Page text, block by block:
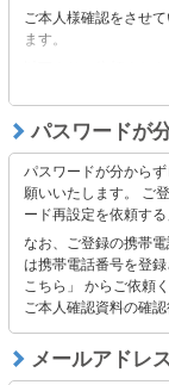
ご本人様確認をさせ
ます。
二段階認証の解除
※二段階認証解除後
送付しております。
ャリア側に起因する
いたします。
「@bitflyer.com
フィルタリング設
迷惑メールフォル
【上記にて解決でき
以下よりお問い合わ
お問合せフォーム
パスワードが
パスワードが分からず
願いいたします。 ご
ード再設定を依頼す
なお、ご登録の携帯
は携帯電話番号を登
こちら」 からご依頼
ご本人確認資料の確
メールアドレ